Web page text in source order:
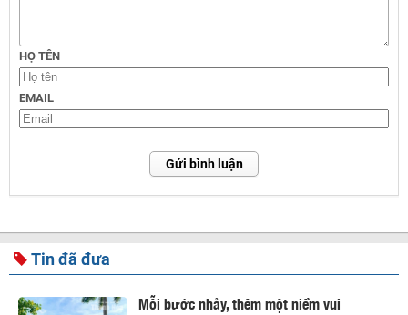
HỌ TÊN
EMAIL
Gửi bình luận
Tin đã đưa
Mỗi bước nhảy, thêm một niềm vui